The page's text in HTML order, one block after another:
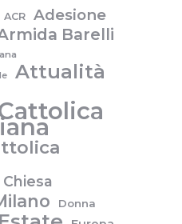
ACR Adesione
Barelli
Attualità
Chiesa
Donna